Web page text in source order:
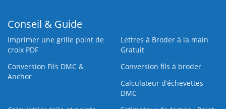
Conseil & Guide
Imprimer une grille point de
croix PDF
Lettres à Broder à la main
Gratuit
Conversion Fils DMC &
Anchor
Conversion fils à broder
Calculateur d’échevettes
DMC